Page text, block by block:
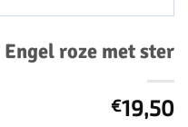
Engel roze met ster
€19,50